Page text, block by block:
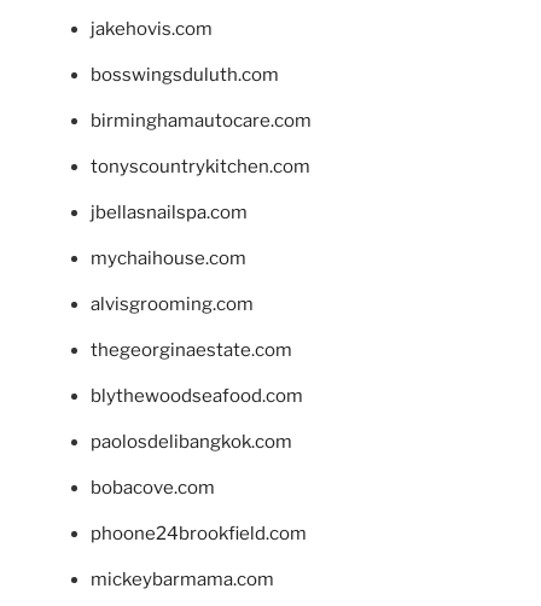
jakehovis.com
bosswingsduluth.com
birminghamautocare.com
tonyscountrykitchen.com
jbellasnailspa.com
mychaihouse.com
alvisgrooming.com
thegeorginaestate.com
blythewoodseafood.com
paolosdelibangkok.com
bobacove.com
phoone24brookfield.com
mickeybarmama.com